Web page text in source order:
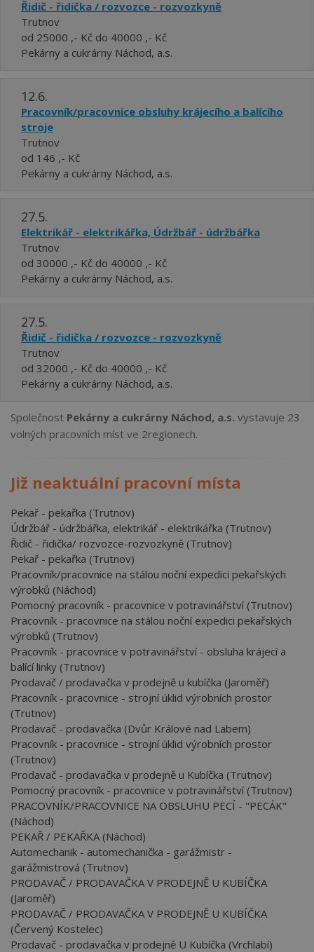
Řidič - řidička / rozvozce - rozvozkyně
Trutnov
od 25000 ,- Kč do 40000 ,- Kč
Pekárny a cukrárny Náchod, a.s.
12.6.
Pracovník/pracovnice obsluhy krájecího a balícího
stroje
Trutnov
od 146 ,- Kč
Pekárny a cukrárny Náchod, a.s.
27.5.
Elektrikář - elektrikářka, Údržbář - údržbářka
Trutnov
od 30000 ,- Kč do 40000 ,- Kč
Pekárny a cukrárny Náchod, a.s.
27.5.
Řidič - řidička / rozvozce - rozvozkyně
Trutnov
od 32000 ,- Kč do 40000 ,- Kč
Pekárny a cukrárny Náchod, a.s.
Společnost Pekárny a cukrárny Náchod, a.s. vystavuje 23
volných pracovních míst ve 2regionech.
Již neaktuální pracovní místa
Pekař - pekařka (Trutnov)
Údržbář - údržbářka, elektrikář - elektrikářka (Trutnov)
Řidič - řidička/ rozvozce-rozvozkyně (Trutnov)
Pekař - pekařka (Trutnov)
Pracovník/pracovnice na stálou noční expedici pekařských
výrobků (Náchod)
Pomocný pracovník - pracovnice v potravinářství (Trutnov)
Pracovník - pracovnice na stálou noční expedici pekařských
výrobků (Trutnov)
Pracovník - pracovnice v potravinářství - obsluha krájecí a
balící linky (Trutnov)
Prodavač / prodavačka v prodejně u kubíčka (Jaroměř)
Pracovník - pracovnice - strojní úklid výrobních prostor
(Trutnov)
Prodavač - prodavačka (Dvůr Králové nad Labem)
Pracovník - pracovnice - strojní úklid výrobních prostor
(Trutnov)
Prodavač - prodavačka v prodejně u Kubíčka (Trutnov)
Pomocný pracovník - pracovnice v potravinářství (Trutnov)
PRACOVNÍK/PRACOVNICE NA OBSLUHU PECÍ - "PECÁK"
(Náchod)
PEKAŘ / PEKAŘKA (Náchod)
Automechanik - automechanička - garážmistr -
garážmistrová (Trutnov)
PRODAVAČ / PRODAVAČKA V PRODEJNĚ U KUBÍČKA
(Jaroměř)
PRODAVAČ / PRODAVAČKA V PRODEJNĚ U KUBÍČKA
(Červený Kostelec)
Prodavač - prodavačka v prodejně U Kubíčka (Vrchlabí)